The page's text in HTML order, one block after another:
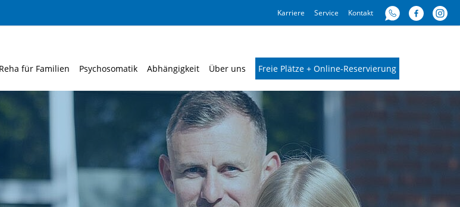
Karriere Service Kontakt
Reha für Familien Psychosomatik Abhängigkeit Über uns Freie Plätze + Online-Reservierung